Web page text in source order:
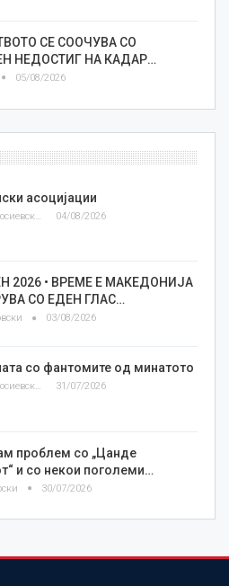
СЕ СООЧУВА СО
НЕДОСТИГ НА КАДАР…
05/08/2026
асоцијации
Златко Теодосиевски 04/08/2026
2026 • ВРЕМЕ Е МАКЕДОНИЈА
СО ЕДЕН ГЛАС…
03/08/2026
со фантомите од минатото
Златко Теодосиевски 31/07/2026
проблем со „Цанде
и со некои поголеми…
30/07/2026